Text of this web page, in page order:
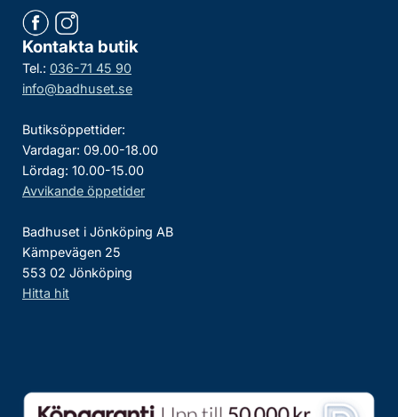
Kontakta butik
Tel.: 036-71 45 90
info@badhuset.se
Butiksöppettider:
Vardagar: 09.00-18.00
Lördag: 10.00-15.00
Avvikande öppetider
Badhuset i Jönköping AB
Kämpevägen 25
553 02 Jönköping
Hitta hit